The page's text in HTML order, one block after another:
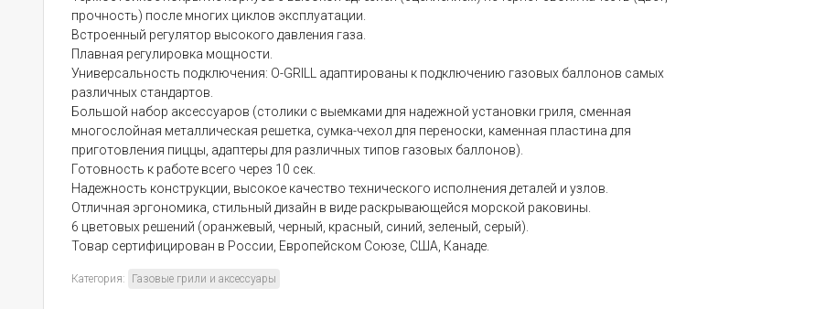
прочность) после многих циклов эксплуатации.
Встроенный регулятор высокого давления газа.
Плавная регулировка мощности.
Универсальность подключения: O-GRILL адаптированы к подключению газовых баллонов самых
различных стандартов.
Большой набор аксессуаров (столики с выемками для надежной установки гриля, сменная
многослойная металлическая решетка, сумка-чехол для переноски, каменная пластина для
приготовления пиццы, адаптеры для различных типов газовых баллонов).
Готовность к работе всего через 10 сек.
Надежность конструкции, высокое качество технического исполнения деталей и узлов.
Отличная эргономика, стильный дизайн в виде раскрывающейся морской раковины.
6 цветовых решений (оранжевый, черный, красный, синий, зеленый, серый).
Товар сертифицирован в России, Европейском Союзе, США, Канаде.
Категория: Газовые грили и аксессуары